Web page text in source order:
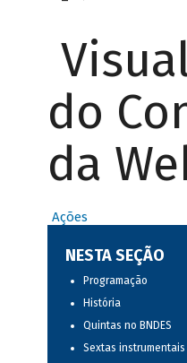
do
da
Ações
NESTA SEÇÃO
Programação
História
Quintas no BNDES
Sextas instrumentais